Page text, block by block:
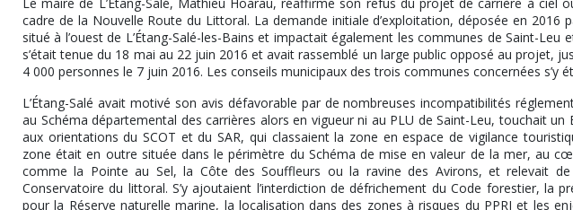
cadre de la Nouvelle Route du Littoral. La demande initiale d’exploitation, déposée en 2016
situé à l’ouest de L’Étang-Salé-les-Bains et impactait également les communes de Saint-Leu
s’était tenue du 18 mai au 22 juin 2016 et avait rassemblé un large public opposé au projet,
4 000 personnes le 7 juin 2016. Les conseils municipaux des trois communes concernées s’y
L’Étang-Salé avait motivé son avis défavorable par de nombreuses incompatibilités
au Schéma départemental des carrières alors en vigueur ni au PLU de Saint-Leu, touchait un
aux orientations du SCOT et du SAR, qui classaient la zone en espace de vigilance
zone était en outre située dans le périmètre du Schéma de mise en valeur de la mer, au
comme la Pointe au Sel, la Côte des Souffleurs ou la ravine des Avirons, et relevait
Conservatoire du littoral. S’y ajoutaient l’interdiction de défrichement du Code forestier, la
pour la Réserve naturelle marine, la localisation dans des zones à risques du PPRI et les